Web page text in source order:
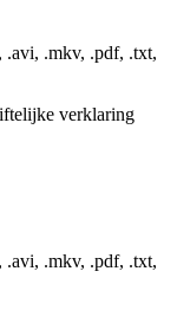
.avi, .mkv, .pdf, .txt,
verklaring
.avi, .mkv, .pdf, .txt,